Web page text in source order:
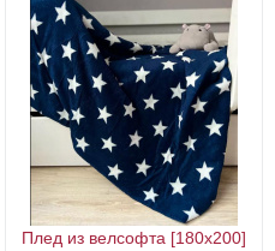
Плед из велсофта [180x200]